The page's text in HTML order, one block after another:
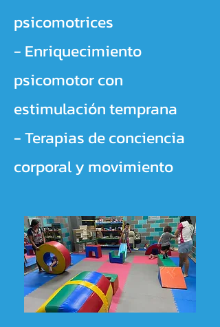
psicomotrices
- Enriquecimiento
psicomotor con
estimulación temprana
- Terapias de conciencia
corporal y movimiento